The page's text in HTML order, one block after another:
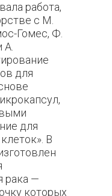
работа,
с М.
Гомес, Ф.
А.
для
для
В
рака —
которых